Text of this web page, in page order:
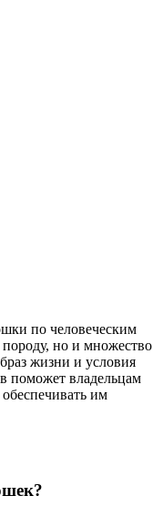
по человеческим
но и множество
жизни и условия
поможет владельцам
им